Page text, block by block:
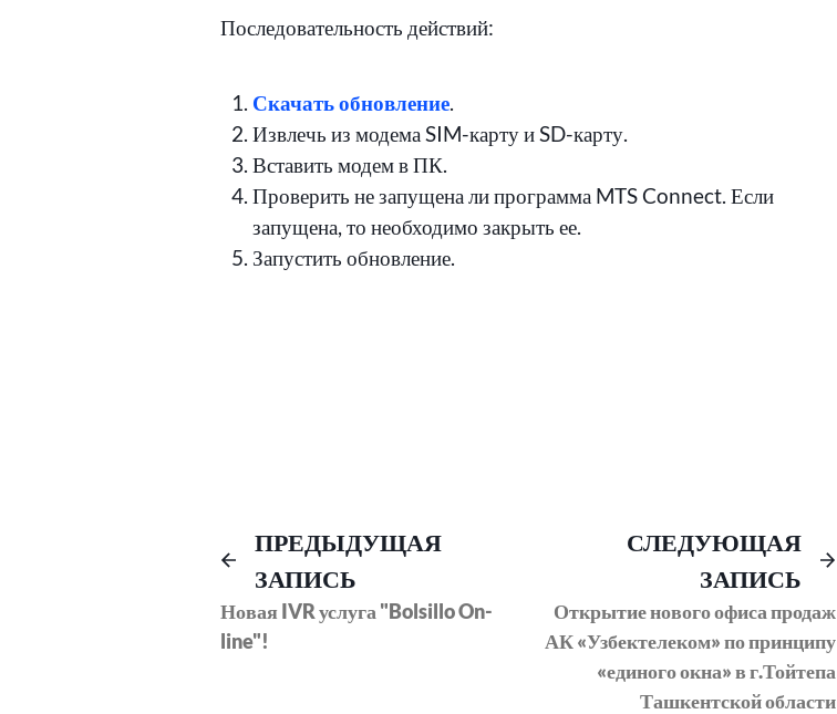
Последовательность действий:
Скачать обновление.
Извлечь из модема SIM-карту и SD-карту.
Вставить модем в ПК.
Проверить не запущена ли программа MTS Connect. Если
запущена, то необходимо закрыть ее.
Запустить обновление.
Навигация
по
записям
ПРЕДЫДУЩАЯ
ЗАПИСЬ
Предыдущий
Новая IVR услуга "Bolsillo On-
line"!
СЛЕДУЮЩАЯ
ЗАПИСЬ
Открытие нового офиса продаж
АК «Узбектелеком» по принципу
«единого окна» в г.Тойтепа
Ташкентской области